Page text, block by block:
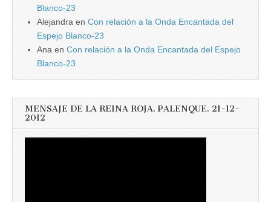
Blanco-23
Alejandra en Con relación a la Onda Encantada del
Espejo Blanco-23
Ana en Con relación a la Onda Encantada del Espejo
Blanco-23
MENSAJE DE LA REINA ROJA. PALENQUE. 21-12-
2012